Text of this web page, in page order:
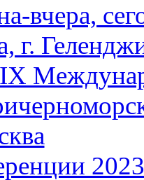
вчера,
г.
2023